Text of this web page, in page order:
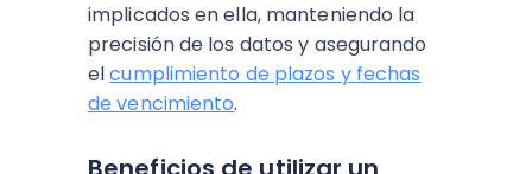
implicados en ella, manteniendo la
precisión de los datos y asegurando
elcumplimiento de plazos y fechas
de vencimiento.